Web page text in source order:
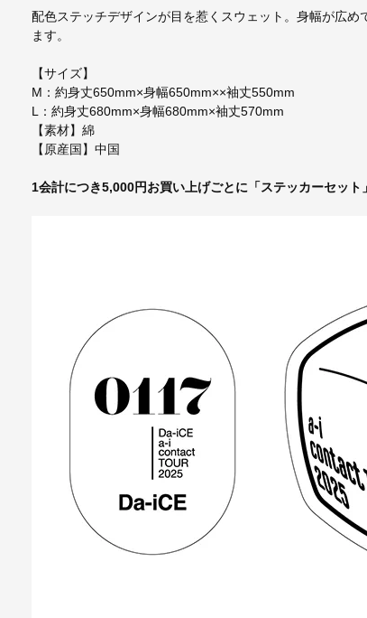
配色ステッチデザインが目を惹くスウェット。身幅が広
ます。
【サイズ】
M：約身丈650mm×身幅650mm××袖丈550mm
L：約身丈680mm×身幅680mm×袖丈570mm
【素材】綿
【原産国】中国
1会計につき5,000円お買い上げごとに「ステッカーセッ